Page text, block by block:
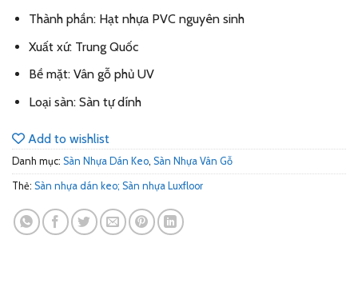
Thành phần: Hạt nhựa PVC nguyên sinh
Xuất xứ: Trung Quốc
Bề mặt: Vân gỗ phủ UV
Loại sàn: Sàn tự dính
Add to wishlist
Danh mục: Sàn Nhựa Dán Keo, Sàn Nhựa Vân Gỗ
Thẻ: Sàn nhựa dán keo; Sàn nhựa Luxfloor